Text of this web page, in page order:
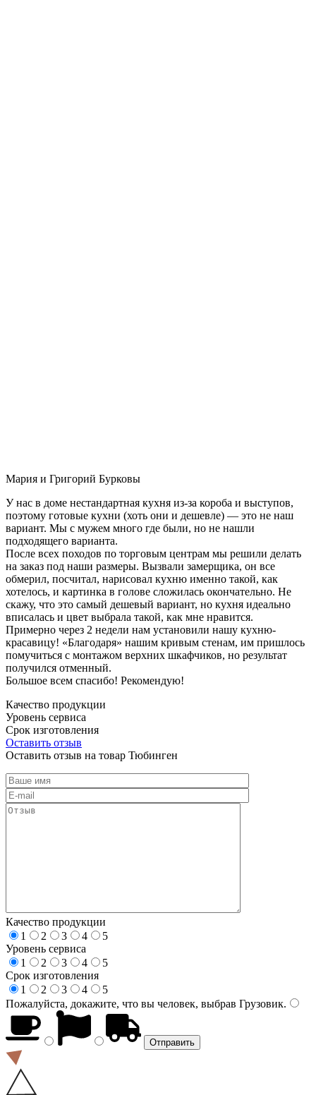
Мария и Григорий Бурковы
У нас в доме нестандартная кухня из-за короба и выступов,
поэтому готовые кухни (хоть они и дешевле) — это не наш
вариант. Мы с мужем много где были, но не нашли
подходящего варианта.
После всех походов по торговым центрам мы решили делать
на заказ под наши размеры. Вызвали замерщика, он все
обмерил, посчитал, нарисовал кухню именно такой, как
хотелось, и картинка в голове сложилась окончательно. Не
скажу, что это самый дешевый вариант, но кухня идеально
вписалась и цвет выбрала такой, как мне нравится.
Примерно через 2 недели нам установили нашу кухню-
красавицу! «Благодаря» нашим кривым стенам, им пришлось
помучиться с монтажом верхних шкафчиков, но результат
получился отменный.
Большое всем спасибо! Рекомендую!
Качество продукции
Уровень сервиса
Срок изготовления
Оставить отзыв
Оставить отзыв на товар Тюбинген
Качество продукции
1
2 3 4
5
Уровень сервиса
1
2 3 4
5
Срок изготовления
1
2 3 4
5
Пожалуйста, докажите, что вы человек, выбрав Грузовик.